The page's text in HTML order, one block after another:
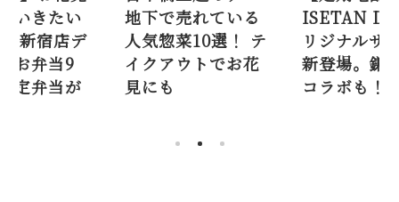
れている
10選！ テ
トでお花
ISETAN DOORオ
リジナルサラダが
新登場。鎌倉紅谷
コラボも！
に持ってい
♡ 伊勢丹新
パ地下のお
選。春限定